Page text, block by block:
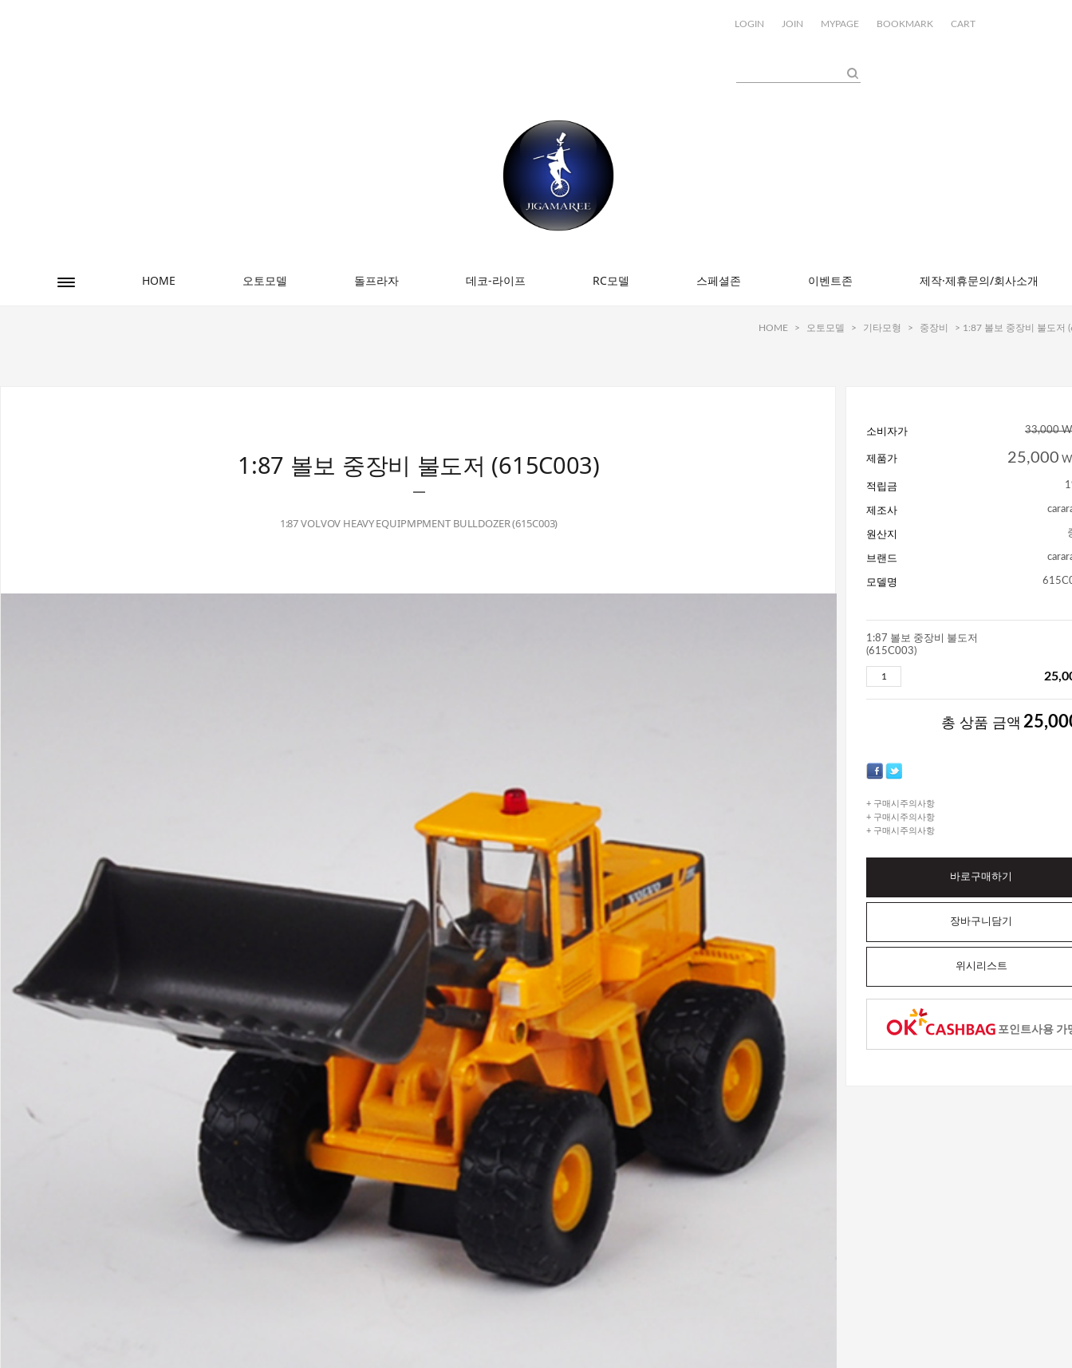
LOGIN JOIN MYPAGE BOOKMARK CART
HOME 오토모델 돌프라자 데코-라이프 RC모델 스페셜존 이벤트존 제작·제휴문의/회사소개
HOME > 오토모델 > 기타모형 > 중장비 > 1:87 볼보 중장비 불도저
1:87 볼보 중장비 불도저 (615C003)
1:87 VOLVOV HEAVY EQUIPMPMENT BULLDOZER (615C003)
소비자가 33,000
제품가 25,000
적립금
제조사
원산지
브랜드
모델명
1:87 볼보 중장비 불도저
(615C003)
총 상품 금액
+ 구매시주의사항
+ 구매시주의사항
+ 구매시주의사항
바로구매하기
장바구니담기
위시리스트
포인트사용 가